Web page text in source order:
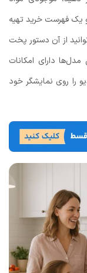
یک فهرست خرید تهیه
از آن دستور پخت
دارای امکانات
را روی نمایشگر خود